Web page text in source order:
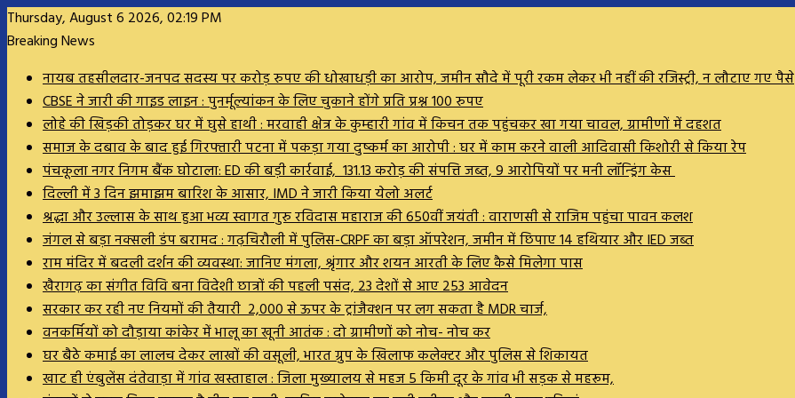
Thursday, August 6 2026, 02:19 PM
Breaking News
नायब तहसीलदार-जनपद सदस्य पर करोड़ रुपए की धोखाधड़ी का आरोप, जमीन सौदे में पूरी रकम लेकर भी नहीं की रजिस्ट्री, न लौटाए गए पैसे
CBSE ने जारी की गाइड लाइन : पुनर्मूल्यांकन के लिए चुकाने होंगे प्रति प्रश्न 100 रुपए
लोहे की खिड़की तोड़कर घर में घुसे हाथी : मरवाही क्षेत्र के कुम्हारी गांव में किचन तक पहुंचकर खा गया चावल, ग्रामीणों में दहशत
समाज के दबाव के बाद हुई गिरफ्तारी पटना में पकड़ा गया दुष्कर्म का आरोपी : घर में काम करने वाली आदिवासी किशोरी से किया रेप
पंचकूला नगर निगम बैंक घोटाला: ED की बड़ी कार्रवाई, 131.13 करोड़ की संपत्ति जब्त, 9 आरोपियों पर मनी लॉन्ड्रिंग केस
दिल्ली में 3 दिन झमाझम बारिश के आसार, IMD ने जारी किया येलो अलर्ट
श्रद्धा और उल्लास के साथ हुआ भव्य स्वागत गुरु रविदास महाराज की 650वीं जयंती : वाराणसी से राजिम पहुंचा पावन कलश
जंगल से बड़ा नक्सली डंप बरामद : गढ़चिरौली में पुलिस-CRPF का बड़ा ऑपरेशन, जमीन में छिपाए 14 हथियार और IED जब्त
राम मंदिर में बदली दर्शन की व्यवस्था: जानिए मंगला, श्रृंगार और शयन आरती के लिए कैसे मिलेगा पास
खैरागढ़ का संगीत विवि बना विदेशी छात्रों की पहली पसंद, 23 देशों से आए 253 आवेदन
सरकार कर रही नए नियमों की तैयारी ₹ 2,000 से ऊपर के ट्रांजैक्शन पर लग सकता है MDR चार्ज,
वनकर्मियों को दौड़ाया कांकेर में भालू का खूनी आतंक : दो ग्रामीणों को नोच- नोच कर
घर बैठे कमाई का लालच देकर लाखों की वसूली, भारत ग्रुप के खिलाफ कलेक्टर और पुलिस से शिकायत
खाट ही एंबुलेंस दंतेवाड़ा में गांव खस्ताहाल : जिला मुख्यालय से महज 5 किमी दूर के गांव भी सड़क से महरूम,